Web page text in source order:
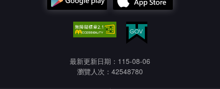
最新更新日期：115-08-06
瀏覽人次：42548780